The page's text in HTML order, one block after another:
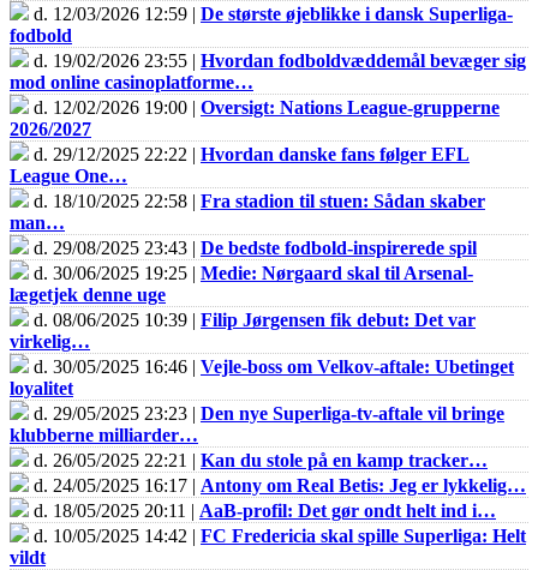
d. 12/03/2026 12:59 | De største øjeblikke i dansk Superliga-
fodbold
d. 19/02/2026 23:55 | Hvordan fodboldvæddemål bevæger sig
mod online casinoplatforme…
d. 12/02/2026 19:00 | Oversigt: Nations League-grupperne
2026/2027
d. 29/12/2025 22:22 | Hvordan danske fans følger EFL
League One…
d. 18/10/2025 22:58 | Fra stadion til stuen: Sådan skaber
man…
d. 29/08/2025 23:43 | De bedste fodbold-inspirerede spil
d. 30/06/2025 19:25 | Medie: Nørgaard skal til Arsenal-
lægetjek denne uge
d. 08/06/2025 10:39 | Filip Jørgensen fik debut: Det var
virkelig…
d. 30/05/2025 16:46 | Vejle-boss om Velkov-aftale: Ubetinget
loyalitet
d. 29/05/2025 23:23 | Den nye Superliga-tv-aftale vil bringe
klubberne milliarder…
d. 26/05/2025 22:21 | Kan du stole på en kamp tracker…
d. 24/05/2025 16:17 | Antony om Real Betis: Jeg er lykkelig…
d. 18/05/2025 20:11 | AaB-profil: Det gør ondt helt ind i…
d. 10/05/2025 14:42 | FC Fredericia skal spille Superliga: Helt
vildt